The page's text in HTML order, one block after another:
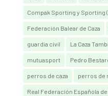
Compak Sporting y Sporting
Federación Balear de Caza
guardia civil La Caza
mutuasport Pedro
perros de caza perros de
Real Federación Española de